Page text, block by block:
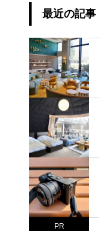
最近の記事
PR